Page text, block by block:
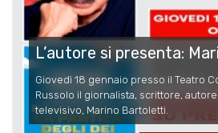
L’autore si presenta:
Giovedì 18 gennaio presso il Teatro
Russolo il giornalista, scrittore,
televisivo, Marino Bartoletti.